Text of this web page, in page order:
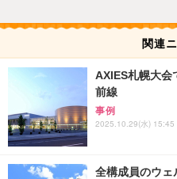
関連
AXIES札幌大会
前線
事例
2025.10.29(水) 15:45
全構成員のウ